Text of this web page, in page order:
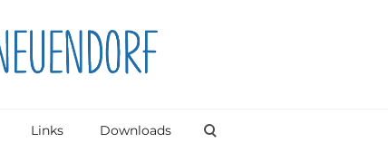
Links Downloads